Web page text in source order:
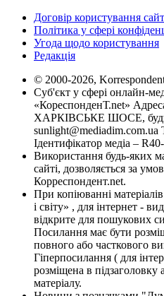
Договір користування
Політика у сфері
Угода щодо користування
Редакція
© 2000-2026,
Суб'єкт у сфері онлайн-
«КореспонденТ.net»
ХАРКІВСЬКЕ ШОСЕ,
sunlight@mediadim.com.ua
Ідентифікатор медіа –
Використання будь-яких
сайті, дозволяється за
Корреспондент.net.
При копіюванні
і світу» , для інтернет -
відкрите для пошукових
Посилання має бути
повного або часткового
Гіперпосилання ( для
розміщена в підзаголовку
матеріалу.